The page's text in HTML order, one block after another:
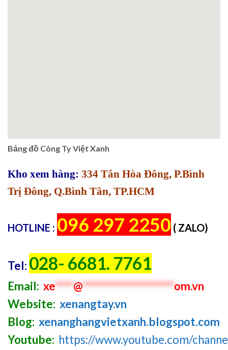
Bảng đồ Công Ty Việt Xanh
Kho xem hàng: 334 Tân Hòa Đông, P.Bình
Trị Đông, Q.Bình Tân, TP.HCM
HOTLINE : 096 297 2250 ( ZALO)
Tel: 028- 6681. 7761
Email: xe****@********************om.vn
Website: xenangtay.vn
Blog: xenanghangvietxanh.blogspot.com
Youtube: https://www.youtube.com/